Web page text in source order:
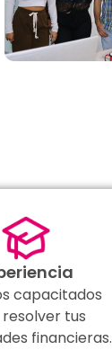
capacitados
tus
financieras.